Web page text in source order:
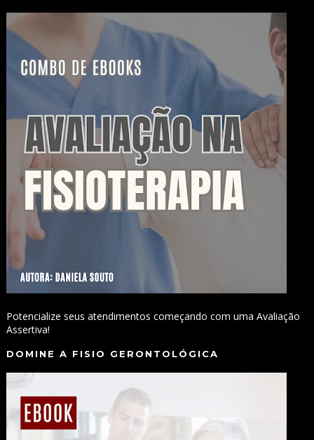
Potencialize seus atendimentos começando com uma Avaliação
Assertiva!
DOMINE A FISIO GERONTOLÓGICA